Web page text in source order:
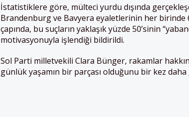
İstatistiklere göre, mülteci yurdu dışında
Brandenburg ve Bavyera eyaletlerinin her birinde
çapında, bu suçların yaklaşık yüzde 50’sinin
motivasyonuyla işlendiği bildirildi.
Sol Parti milletvekili Clara Bünger, rakamlar
günlük yaşamın bir parçası olduğunu bir kez